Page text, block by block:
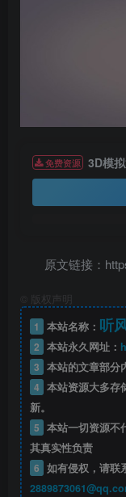
免费资源 3D模
原文链接：
版权声明
1
本站名称： 听
2 本站永久网址：
3 本站的文章部分
4 本站资源大多存
新。
5 本站一切资源不
其真实性负责
6 如有侵权，请联